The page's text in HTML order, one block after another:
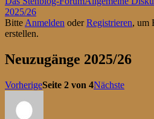
Breadcrumbs
-
Du
hier:
2025/26
Bitte Anmelden oderRegistrieren, um
erstellen.
Neuzugänge 2025/26
VorherigeSeite 2 von 4Nächste